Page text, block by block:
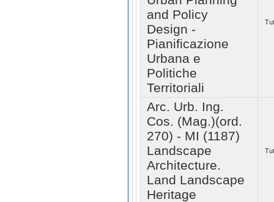
and Policy
Design -
Pianificazione
Urbana e
Politiche
Territoriali
Arc. Urb. Ing.
Cos. (Mag.)(ord.
270) - MI (1187)
Landscape
Architecture.
Land Landscape
Heritage